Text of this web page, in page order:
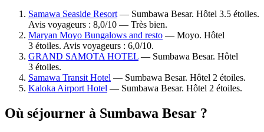
Samawa Seaside Resort — Sumbawa Besar. Hôtel 3.5 étoiles.
Avis voyageurs : 8,0/10 — Très bien.
Maryan Moyo Bungalows and resto — Moyo. Hôtel
3 étoiles. Avis voyageurs : 6,0/10.
GRAND SAMOTA HOTEL — Sumbawa Besar. Hôtel
3 étoiles.
Samawa Transit Hotel — Sumbawa Besar. Hôtel 2 étoiles.
Kaloka Airport Hotel — Sumbawa Besar. Hôtel 2 étoiles.
Où séjourner à Sumbawa Besar ?